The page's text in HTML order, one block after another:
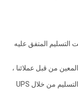
التسليم المتفق عليه
3-التسليم من خلال UPS ووكلاء الشحن الآخرين (التسليم من خلال UPS